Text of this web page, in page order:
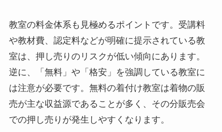
教室の料金体系も見極めるポイントです。受講料
や教材費、認定料などが明確に提示されている教
室は、押し売りのリスクが低い傾向にあります。
逆に、「無料」や「格安」を強調している教室に
は注意が必要です。無料の着付け教室は着物の販
売が主な収益源であることが多く、その分販売会
での押し売りが発生しやすくなります。